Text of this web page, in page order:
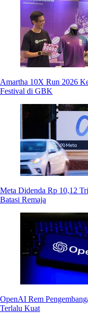
Amartha 10X Run 2026
Festival di GBK
Meta Didenda Rp 10,12
Batasi Remaja
OpenAI Rem
Terlalu Kuat